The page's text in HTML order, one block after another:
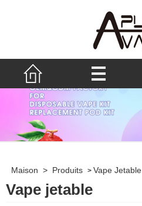
Maison > Produits > Vape Jetable
Vape jetable